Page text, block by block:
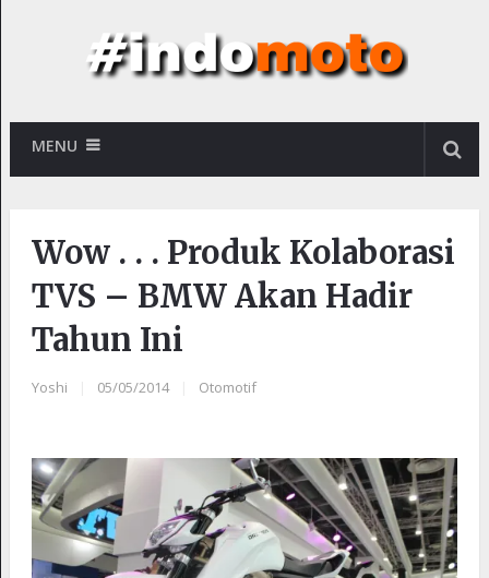
MENU
Wow . . . Produk Kolaborasi
TVS – BMW Akan Hadir
Tahun Ini
Yoshi 05/05/2014 Otomotif